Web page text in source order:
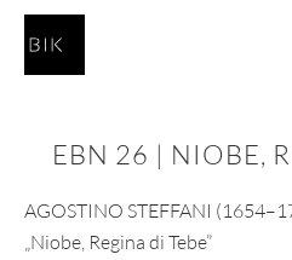
EBN 26 | NIOBE,
AGOSTINO STEFFANI
„Niobe, Regina di Tebe”